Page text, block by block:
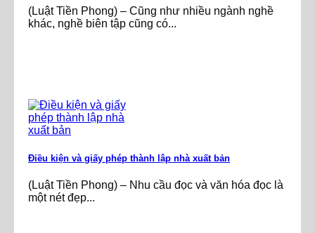
(Luật Tiền Phong) – Cũng như nhiều ngành nghề
khác, nghề biên tập cũng có...
Điều kiện và giấy phép thành lập nhà xuất bản
(Luật Tiền Phong) – Nhu cầu đọc và văn hóa đọc là
một nét đẹp...